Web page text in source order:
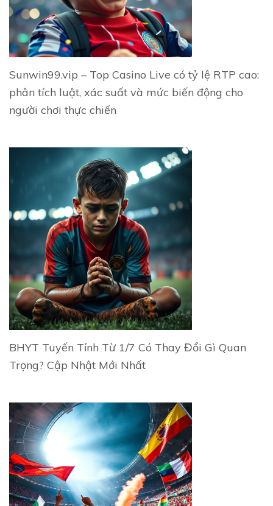
Sunwin99.vip – Top Casino Live có tỷ lệ RTP cao:
phân tích luật, xác suất và mức biến động cho
người chơi thực chiến
BHYT Tuyến Tỉnh Từ 1/7 Có Thay Đổi Gì Quan
Trọng? Cập Nhật Mới Nhất